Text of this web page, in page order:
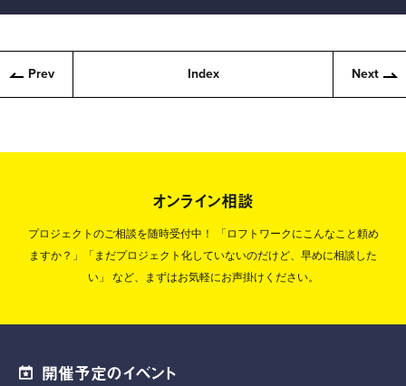
Prev Index Next
オンライン相談
プロジェクトのご相談を随時受付中！
「ロフトワークにこんなこと頼め
ますか？」「まだプロジェクト化していないのだけど、早めに相談した
い」
など、まずはお気軽にお声掛けください。
開催予定のイベント